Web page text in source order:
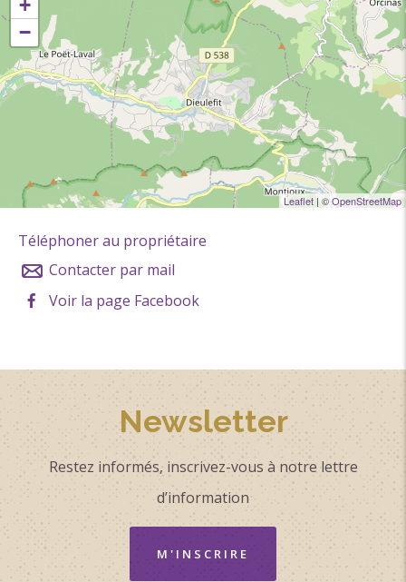
+
−
Leaflet | ©OpenStreetMap
Téléphoner au propriétaire
Contacter par mail
Voir la page Facebook
Newsletter
Restez informés, inscrivez-vous à notre lettre
d’information
M'INSCRIRE